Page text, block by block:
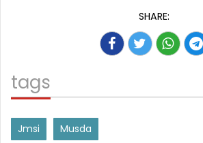
SHARE:
tags
Jmsi Musda